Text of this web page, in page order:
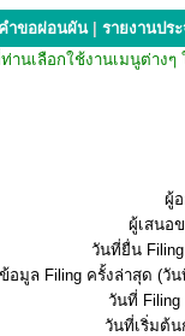
คำขอผ่อนผัน รายงานปร
ท่านเลือกใช้งานเมนู
ผู้
ผู้เสนอ
วันที่ยื่น
อมูล Filing ครั้งล่าสุด (วัน
วันที่
วันที่เริ่มต้น